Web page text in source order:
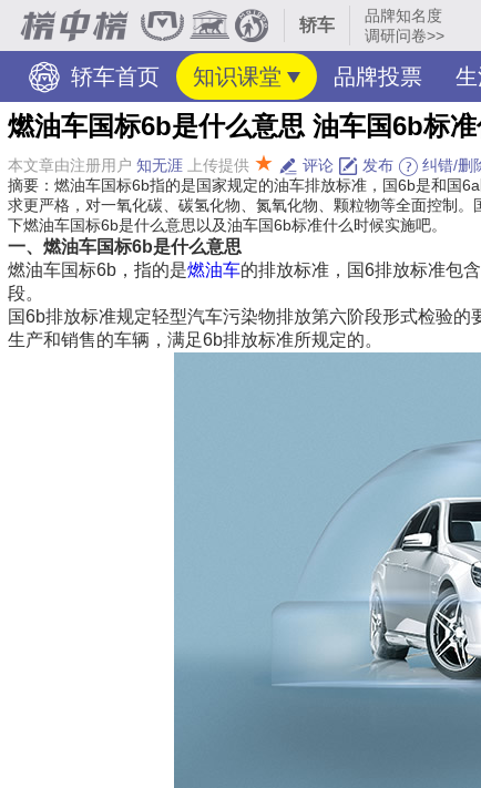
轿车
品牌知名度
调研问卷>>
轿车首页 知识课堂 品牌投票
燃油车国标6b是什么意思 油车国6b标
本文章由注册用户 知无涯 上传提供 ★ 评论 发布 纠错/删
摘要：燃油车国标6b指的是国家规定的油车排放标准，国6b是和国
求更严格，对一氧化碳、碳氢化物、氮氧化物、颗粒物等全面控制
下燃油车国标6b是什么意思以及油车国6b标准什么时候实施吧。
一、燃油车国标6b是什么意思
燃油车国标6b，指的是燃油车的排放标准，国6排放标准包
段。
国6b排放标准规定轻型汽车污染物排放第六阶段形式检验
生产和销售的车辆，满足6b排放标准所规定的。